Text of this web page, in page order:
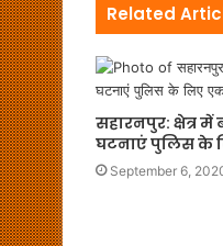
Related
सहारनपुर: क्षेत्र में
घटनाएं पुलिस के
September 6,